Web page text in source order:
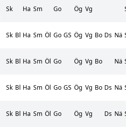
Sk Ha Sm Go Ög Vg
Sk Bl Ha Sm Öl Go GS Ög Vg Bo Ds Nä
Sk Bl Ha Sm Öl Go Ög Vg Bo Nä
Sk Bl Ha Sm Öl Go GS Ög Vg Bo Ds Nä
Sk Bl Ha Sm Öl Go Ög Vg Ds Nä